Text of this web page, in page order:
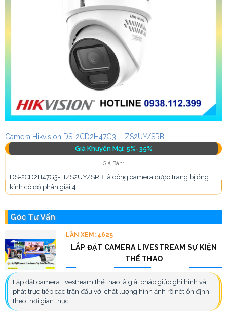
Camera Hikvision DS-2CD2H47G3-LIZS2UY/SRB
Giá Khuyến Mại: 5%-35%
Giá Bán:
DS-2CD2H47G3-LIZS2UY/SRB là dòng camera được trang bị ống
kính có độ phân giải 4
Góc Tư Vấn
LẦN XEM: 4625
LẮP ĐẶT CAMERA LIVESTREAM SỰ KIỆN
THỂ THAO
Lắp đặt camera livestream thể thao là giải pháp giúp ghi hình và
phát trực tiếp các trận đấu với chất lượng hình ảnh rõ nét ổn định
theo thời gian thực